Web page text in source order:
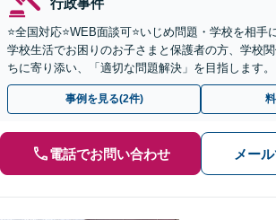
⭐️全国対応⭐️WEB面談可⭐️いじめ問題・学校を相手
学校生活でお困りのお子さまと保護者の方、学校
ちに寄り添い、「適切な問題解決」を目指します
料】
事例を見る(2件)
電話でお問い合わせ メー